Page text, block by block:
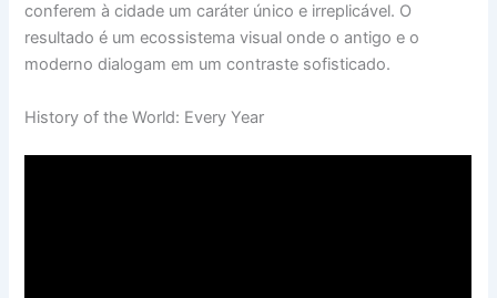
conferem à cidade um caráter único e irreplicável. O
resultado é um ecossistema visual onde o antigo e o
moderno dialogam em um contraste sofisticado.
History of the World: Every Year